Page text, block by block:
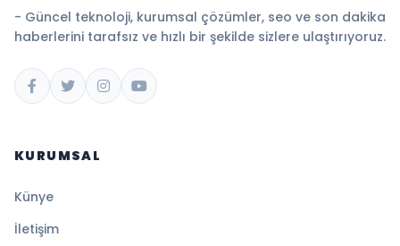
- Güncel teknoloji, kurumsal çözümler, seo ve son dakika
haberlerini tarafsız ve hızlı bir şekilde sizlere ulaştırıyoruz.
KURUMSAL
Künye
İletişim